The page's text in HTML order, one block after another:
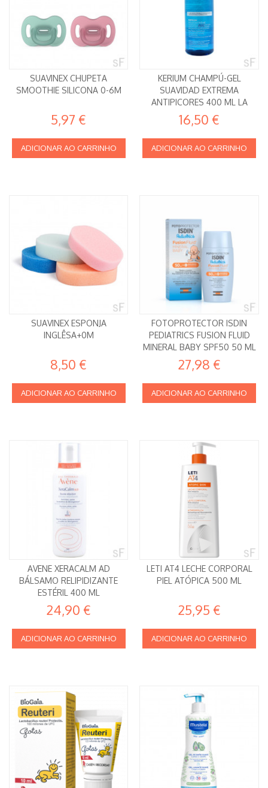
SUAVINEX CHUPETA
SMOOTHIE SILICONA 0-6M
5,97 €
ADICIONAR AO CARRINHO
KERIUM CHAMPÚ-GEL
SUAVIDAD EXTREMA
ANTIPICORES 400 ML LA
ROCHE POSAY
16,50 €
ADICIONAR AO CARRINHO
SUAVINEX ESPONJA
INGLÊSA+0M
8,50 €
ADICIONAR AO CARRINHO
FOTOPROTECTOR ISDIN
PEDIATRICS FUSION FLUID
MINERAL BABY SPF50 50 ML
27,98 €
ADICIONAR AO CARRINHO
AVENE XERACALM AD
BÁLSAMO RELIPIDIZANTE
ESTÉRIL 400 ML
24,90 €
ADICIONAR AO CARRINHO
LETI AT4 LECHE CORPORAL
PIEL ATÓPICA 500 ML
25,95 €
ADICIONAR AO CARRINHO